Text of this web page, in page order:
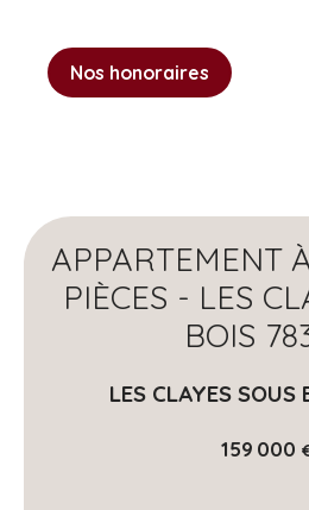
Nos honoraires
APPARTEMENT
PIÈCES - LES
BOIS
LES CLAYES
159 000